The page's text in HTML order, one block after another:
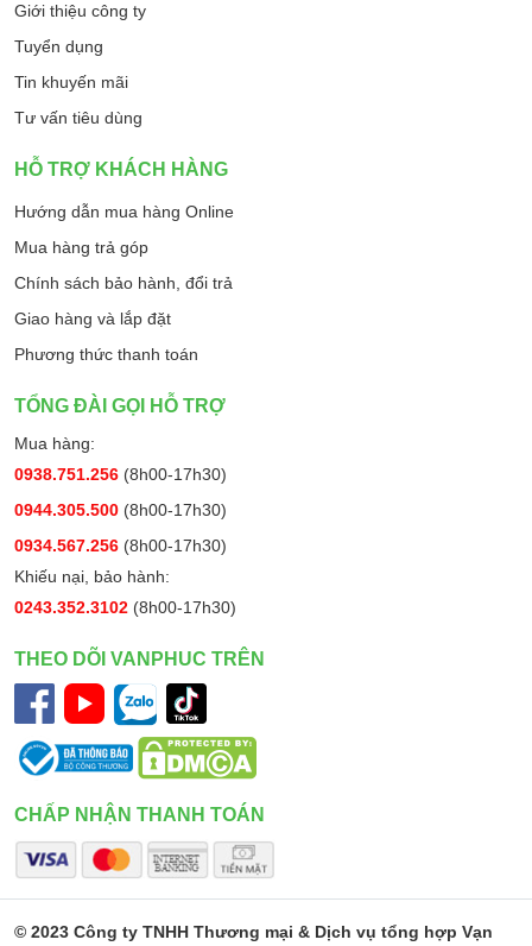
Giới thiệu công ty
Tuyển dụng
Tin khuyến mãi
Tư vấn tiêu dùng
HỖ TRỢ KHÁCH HÀNG
Hướng dẫn mua hàng Online
Mua hàng trả góp
Chính sách bảo hành, đổi trả
Giao hàng và lắp đặt
Phương thức thanh toán
TỔNG ĐÀI GỌI HỖ TRỢ
Mua hàng:
0938.751.256 (8h00-17h30)
0944.305.500 (8h00-17h30)
0934.567.256 (8h00-17h30)
Khiếu nại, bảo hành:
0243.352.3102 (8h00-17h30)
THEO DÕI VANPHUC TRÊN
CHẤP NHẬN THANH TOÁN
© 2023 Công ty TNHH Thương mại & Dịch vụ tổng hợp Vạn